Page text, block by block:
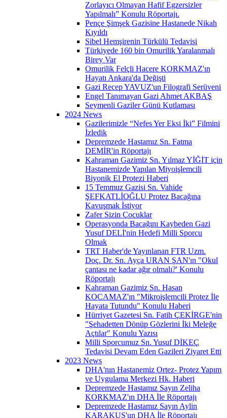
Zorlayıcı Olmayan Hafif Egzersizler
Yapılmalı” Konulu Röportajı.
Pençe Şimşek Gazisine Hastanede Nikah
Kıyıldı
Sibel Hemşirenin Türkülü Tedavisi
Türkiyede 160 bin Omurilik Yaralanmalı
Birey Var
Omurilik Felçli Hacere KORKMAZ'ın
Hayatı Ankara'da Değişti
Gazi Recep YAVUZ'un Filografi Serüveni
Engel Tanımayan Gazi Ahmet AKBAŞ
Seymenli Gaziler Günü Kutlaması
2024 News
Gazilerimizle “Nefes Yer Eksi İki” Filmini
İzledik
Depremzede Hastamız Sn. Fatma
DEMİR'in Röportajı
Kahraman Gazimiz Sn. Yılmaz YİĞİT için
Hastanemizde Yapılan Miyoişlemcili
Biyonik El Protezi Haberi
15 Temmuz Gazisi Sn. Vahide
ŞEFKATLİOĞLU Protez Bacağına
Kavuşmak İstiyor
Zafer Sizin Çocuklar
Operasyonda Bacağını Kaybeden Gazi
Yusuf DELİ'nin Hedefi Milli Sporcu
Olmak
TRT Haber'de Yayınlanan FTR Uzm.
Doç. Dr. Sn. Ayça URAN ŞAN'ın "Okul
çantası ne kadar ağır olmalı?' Konulu
Röportajı
Kahraman Gazimiz Sn. Hasan
KOCAMAZ'ın "Mikroişlemcili Protez İle
Hayata Tutundu" Konulu Haberi
Hürriyet Gazetesi Sn. Fatih ÇEKİRGE'nin
"Şehadetten Dönüp Gözlerini İki Meleğe
Açtılar" Konulu Yazısı
Milli Sporcumuz Sn. Yusuf DİKEÇ
Tedavisi Devam Eden Gazileri Ziyaret Etti
2023 News
DHA'nın Hastanemiz Ortez- Protez Yapım
ve Uygulama Merkezi Hk. Haberi
Depremzede Hastamız Sayın Zeliha
KORKMAZ'ın DHA İle Röportajı
Depremzede Hastamız Sayın Aylin
KARAKUŞ'un DHA İle Röportajı